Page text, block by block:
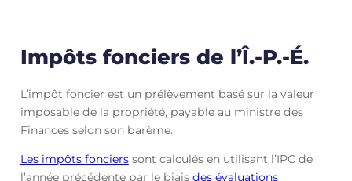
Impôts fonciers de l’Î.-P.-É.
L’impôt foncier est un prélèvement basé sur la valeur
imposable de la propriété, payable au ministre des
Finances selon son barème.
Les impôts foncierssont calculés en utilisant l’IPC de
l’année précédente par le biais des évaluations